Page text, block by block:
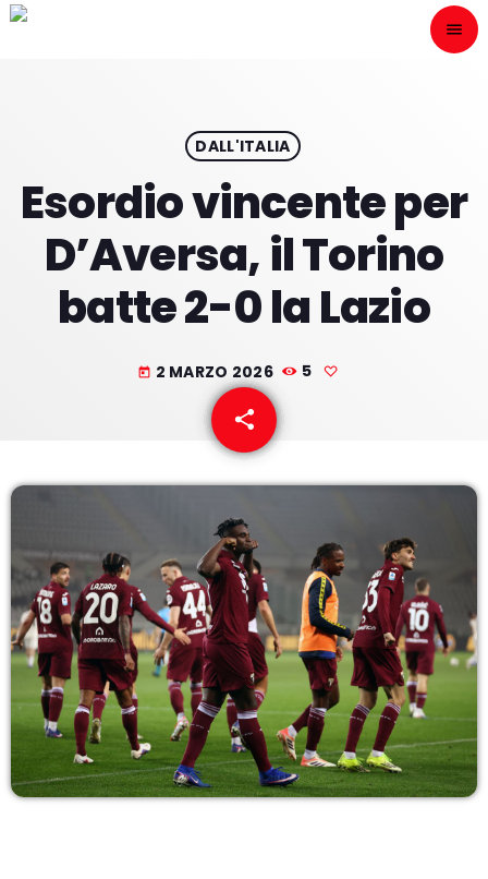
menu
play_arrow
NUESTRAS FRECUENCIAS
NOTICIAS
CONTACTO
DALL'ITALIA
Esordio vincente per
D’Aversa, il Torino
batte 2-0 la Lazio
today 2 MARZO 2026 5
share
email